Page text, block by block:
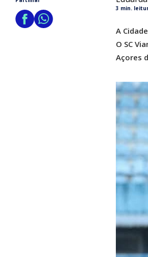
3 min.
A
O SC
Açores